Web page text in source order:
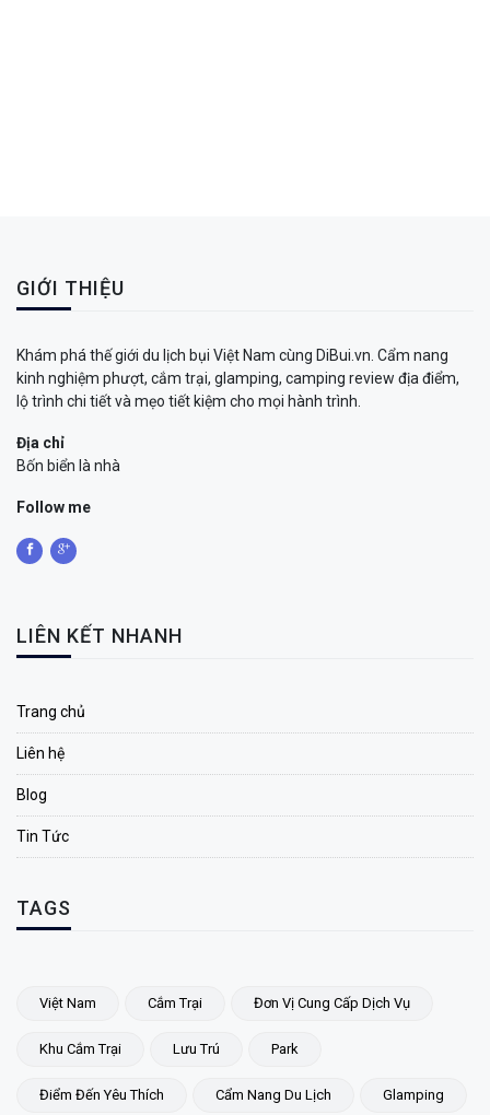
GIỚI THIỆU
Khám phá thế giới du lịch bụi Việt Nam cùng DiBui.vn. Cẩm nang
kinh nghiệm phượt, cắm trại, glamping, camping review địa điểm,
lộ trình chi tiết và mẹo tiết kiệm cho mọi hành trình.
Địa chỉ
Bốn biển là nhà
Follow me
LIÊN KẾT NHANH
Trang chủ
Liên hệ
Blog
Tin Tức
TAGS
Việt Nam Cắm Trại Đơn Vị Cung Cấp Dịch Vụ
Khu Cắm Trại Lưu Trú Park
Điểm Đến Yêu Thích Cẩm Nang Du Lịch Glamping